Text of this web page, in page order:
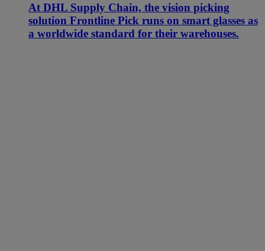
At DHL Supply Chain, the vision picking
solution Frontline Pick runs on smart glasses as
a worldwide standard for their warehouses.